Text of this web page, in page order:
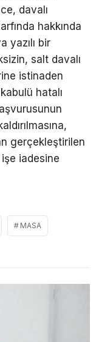
davalı
hakkında
yazılı bir
salt davalı
istinaden
hatalı
gerçekleştirilen
iadesine
MASA